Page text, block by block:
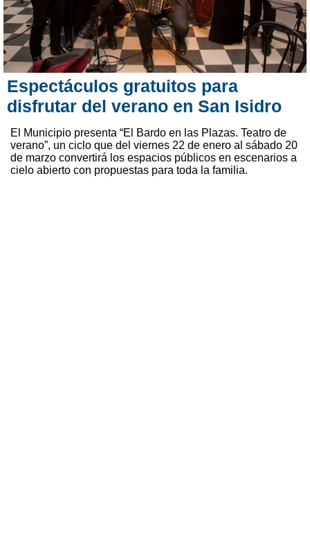
Espectáculos gratuitos para
disfrutar del verano en San Isidro
El Municipio presenta “El Bardo en las Plazas. Teatro de
verano”, un ciclo que del viernes 22 de enero al sábado 20
de marzo convertirá los espacios públicos en escenarios a
cielo abierto con propuestas para toda la familia.